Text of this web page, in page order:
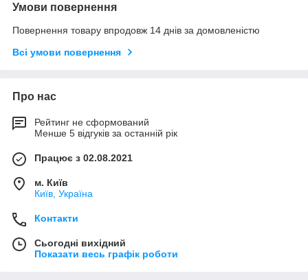
Умови повернення
Повернення товару впродовж 14 днів за домовленістю
Всі умови повернення
Про нас
Рейтинг не сформований
Менше 5 відгуків за останній рік
Працює з 02.08.2021
м. Київ
Київ, Україна
Контакти
Сьогодні вихідний
Показати весь графік роботи